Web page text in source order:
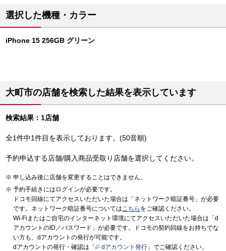
選択した機種・カラー
iPhone 15 256GB グリーン
大町市の店舗を検索した結果を表示しています
検索結果：1店舗
全1件中1件目を表示しております。(50音順)
予約申込する店舗/購入商品受取り店舗を選択してください。
申し込み後に店舗を変更することはできません。
予約手続きにはログインが必要です。
ドコモ回線にてアクセスいただいた場合は「ネットワーク暗証番号」が必要
です。ネットワーク暗証番号についてはこちら をご確認ください。
Wi-Fiまたはご自宅のインターネット環境にてアクセスいただいた場合は「d
アカウントのID／パスワード」が必要です。ドコモの契約回線をお持ちでな
い方も、dアカウントの発行が可能です。
dアカウントの発行・確認は「
dアカウント発行 」でご確認ください。